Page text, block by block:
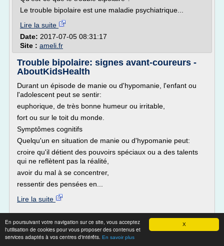
X
En poursuivant votre navigation sur ce site, vous acceptez
l'utilisation de cookies pour vous proposer des contenus et
services adaptés à vos centres d'intérêts. En savoir plus
Le trouble bipolaire est une maladie psychiatrique...
Lire la suite
Date: 2017-07-05 08:31:17
Site : ameli.fr
Trouble bipolaire: signes avant-coureurs -
AboutKidsHealth
Durant un épisode de manie ou d'hypomanie, l'enfant ou
l'adolescent peut se sentir:
euphorique, de très bonne humeur ou irritable,
fort ou sur le toit du monde.
Symptômes cognitifs
Quelqu'un en situation de manie ou d'hypomanie peut:
croire qu'il détient des pouvoirs spéciaux ou a des talents
qui ne reflètent pas la réalité,
avoir du mal à se concentrer,
ressentir des pensées en...
Lire la suite
Site :http://www.aboutkidshealth.ca
Trouble bipolaire - Introduction - techno-